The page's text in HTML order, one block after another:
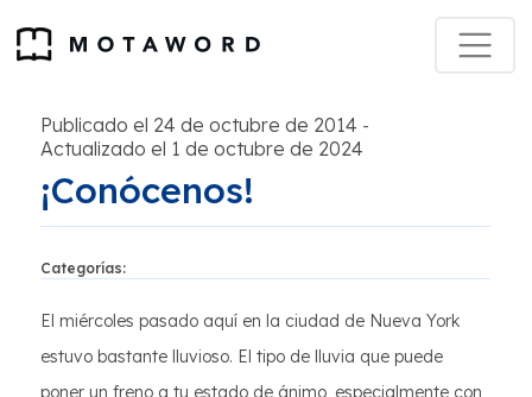
Publicado el 24 de octubre de 2014 -
Actualizado el 1 de octubre de 2024
¡Conócenos!
Categorías:
El miércoles pasado aquí en la ciudad de Nueva York
estuvo bastante lluvioso. El tipo de lluvia que puede
poner un freno a tu estado de ánimo, especialmente con